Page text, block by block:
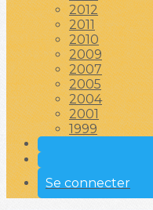
2012
2011
2010
2009
2007
2005
2004
2001
1999
Se connecter